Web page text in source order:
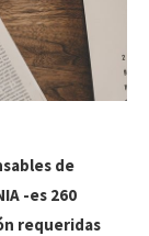
de
-es 260
requeridas